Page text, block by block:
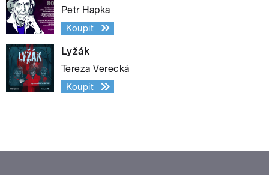
Petr Hapka
Koupit
Lyžák
Tereza Verecká
Koupit